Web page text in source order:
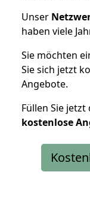
Unser
haben viele
Sie möchten
Sie sich jetzt
Angebote.
Füllen Sie
kostenlose